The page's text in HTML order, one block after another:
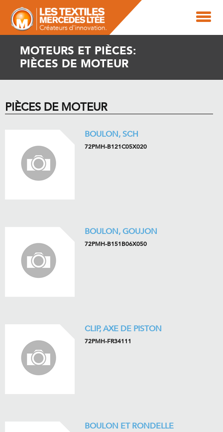
MOTEURS ET PIÈCES:
PIÈCES DE MOTEUR
PIÈCES DE MOTEUR
BOULON, SCH
72PMH-B121C05X020
BOULON, GOUJON
72PMH-B151B06X050
CLIP, AXE DE PISTON
72PMH-FR34111
BOULON ET RONDELLE